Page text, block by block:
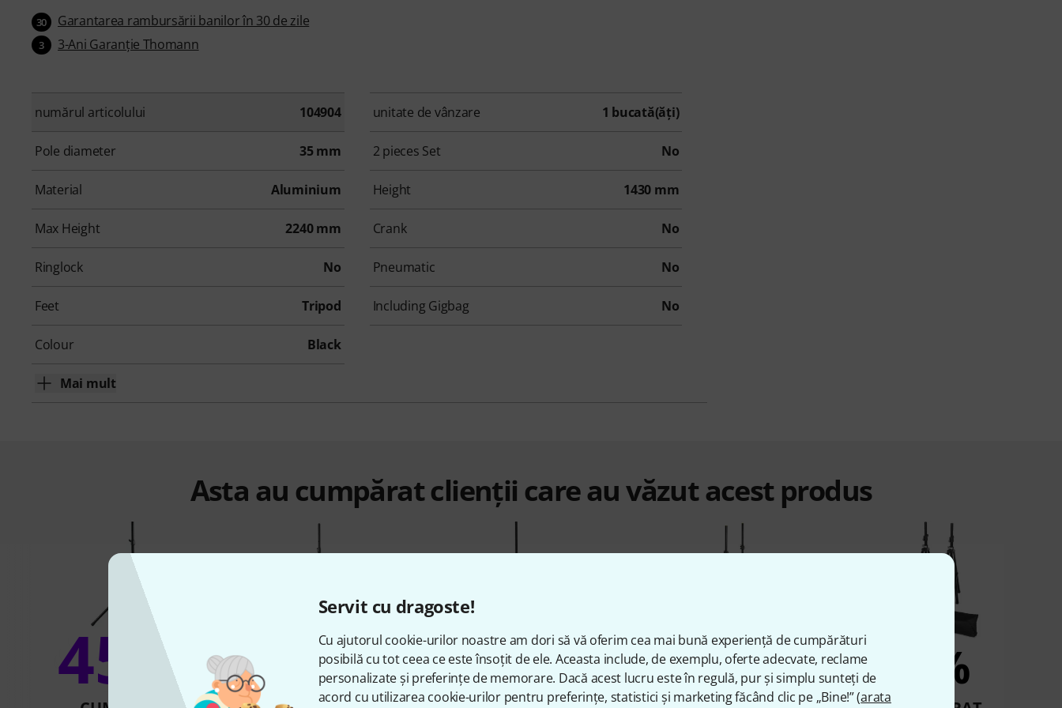
Servit cu dragoste!
Cu ajutorul cookie-urilor noastre am dori să vă oferim cea mai bună experiență de cumpărături
posibilă cu tot ceea ce este însoțit de ele. Aceasta include, de exemplu, oferte adecvate, reclame
personalizate și preferințe de memorare. Dacă acest lucru este în regulă, pur și simplu sunteți de
acord cu utilizarea cookie-urilor pentru preferințe, statistici și marketing făcând clic pe „Bine!” (arata
30 Garantarea rambursării banilor în 30 de zile
3 3-Ani Garanţie Thomann
numărul articolului 104904 unitate de vânzare 1 bucată(ăţi)
Pole diameter 35 mm 2 pieces Set No
Material Aluminium Height 1430 mm
Max Height 2240 mm Crank No
Ringlock No Pneumatic No
Feet Tripod Including Gigbag No
Colour Black
Mai mult
Asta au cumpărat clienții care au văzut acest produs
45% 8% 8% 6% 5%